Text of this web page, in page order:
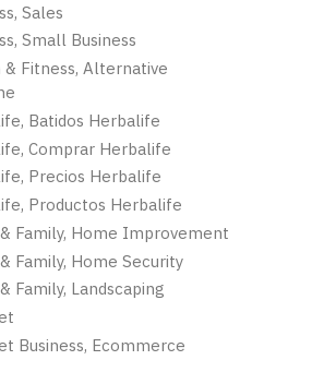
Sales
Small Business
Fitness, Alternative
Batidos Herbalife
Comprar Herbalife
Precios Herbalife
Productos Herbalife
Family, Home Improvement
Family, Home Security
Family, Landscaping
Business, Ecommerce